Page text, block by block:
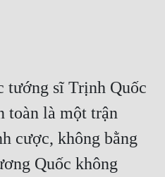
tướng sĩ Trịnh Quốc
toàn là một trận
cược, không bằng
Quốc không